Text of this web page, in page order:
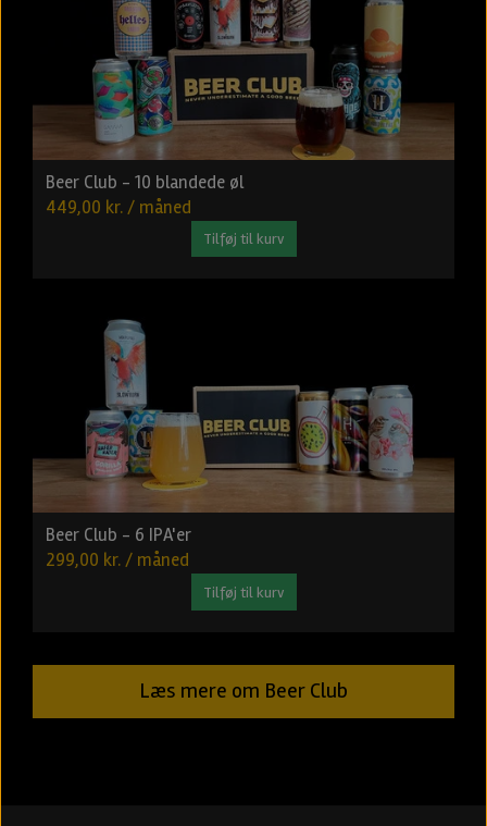
Beer Club - 10 blandede øl
449,00 kr. / måned
Tilføj til kurv
Beer Club - 6 IPA'er
299,00 kr. / måned
Tilføj til kurv
Læs mere om Beer Club